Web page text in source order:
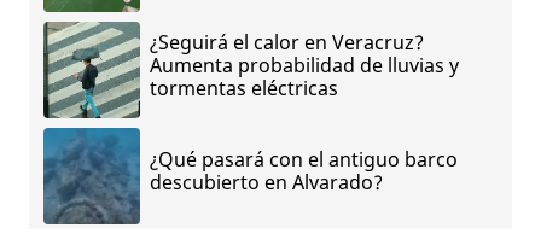
¿Seguirá el calor en Veracruz?
Aumenta probabilidad de lluvias y
tormentas eléctricas
¿Qué pasará con el antiguo barco
descubierto en Alvarado?